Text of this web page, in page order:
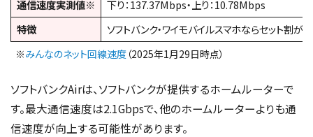
通信速度実測値※
下り：137.37Mbps・上り：10.78Mbps
特徴
ソフトバンク・ワイモバイルスマホならセット割が
※みんなのネット回線速度 （2025年1月29日時点）
ソフトバンクAirは、ソフトバンクが提供するホームルーターで
す。最大通信速度は2.1Gbpsで、他のホームルーターよりも通
信速度が向上する可能性があります。